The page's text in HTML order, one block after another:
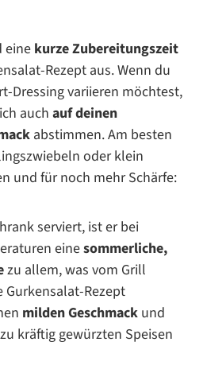
eine kurze Zubereitungszeit
Rezept aus. Wenn du
Dressing variieren möchtest,
auch auf deinen
abstimmen. Am besten
oder klein
und für noch mehr Schärfe:
serviert, ist er bei
einesommerliche,
zu allem, was vom Grill
Gurkensalat-Rezept
milden Geschmack und
kräftig gewürzten Speisen